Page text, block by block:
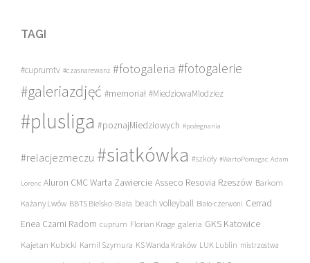
TAGI
#cuprumtv #czasnarewanż #fotogaleria #fotogalerie
#galeriazdjęć #memoriał #MiedziowaMlodziez
#plusliga #poznajMiedziowych #pożegnania
#relacjezmeczu #siatkówka #szkoły #WartoPomagac Adam
Lorenc Aluron CMC Warta Zawiercie Asseco Resovia Rzeszów Barkom
Każany Lwów BBTS Bielsko-Biała beach volleyball Biało-czerwoni Cerrad
Enea Czarni Radom cuprum Florian Krage galeria GKS Katowice
Kajetan Kubicki Kamil Szymura KS Wanda Kraków LUK Lublin mistrzostwa